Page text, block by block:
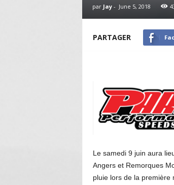
par Jay- June 5, 2018
PARTAGER
Le samedi 9 juin aura
Angers et Remorques
pluie lors de la première